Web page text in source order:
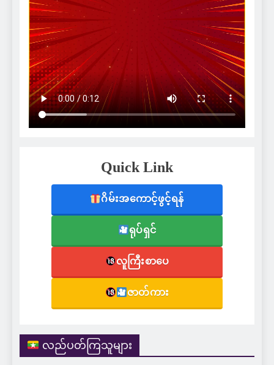
Quick Link
ဂိမ်းအကောင့်ဖွင့်ရန်
ရုပ်ရှင်
လူကြီးစာပေ
ဇာတ်ကား
လည်ပတ်ကြသူများ